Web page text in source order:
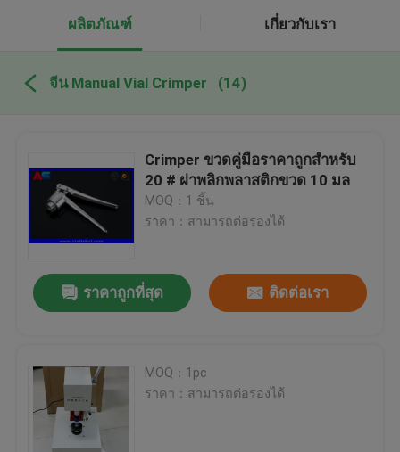
ผลิตภัณฑ์ เกี่ยวกับเรา
จีน Manual Vial Crimper (14)
Crimper ขวดคู่มือราคาถูกสำหรับ
20 # ฝาพลิกพลาสติกขวด 10 มล
MOQ：1 ชิ้น
ราคา：สามารถต่อรองได้
ราคาถูกที่สุด ติดต่อเรา
MOQ：1pc
ราคา：สามารถต่อรองได้